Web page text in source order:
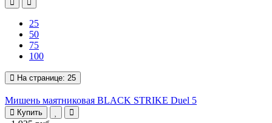
25
50
75
100
На странице: 25
Мишень маятниковая BLACK STRIKE Duel 5
Купить